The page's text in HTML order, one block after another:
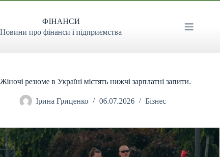
Перейти
ФІНАНСИ
Новини про фінанси і підприємства
Жіночі резюме в Україні містять нижчі зарплатні запити.
Ірина Гриценко 06.07.2026 Бізнес